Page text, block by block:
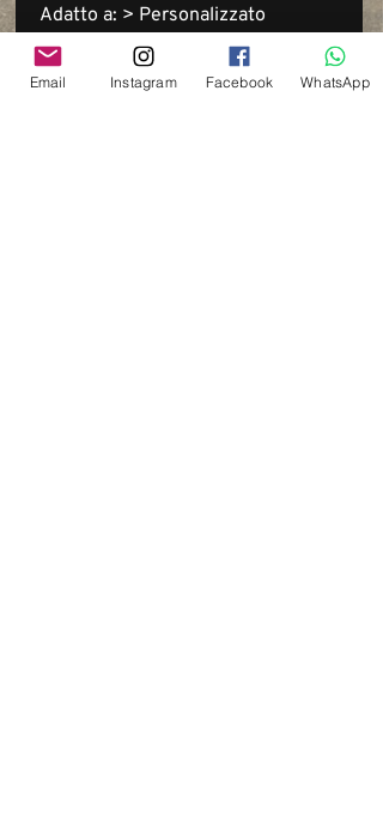
Adatto a: > Personalizzato
Email Instagram Facebook WhatsApp